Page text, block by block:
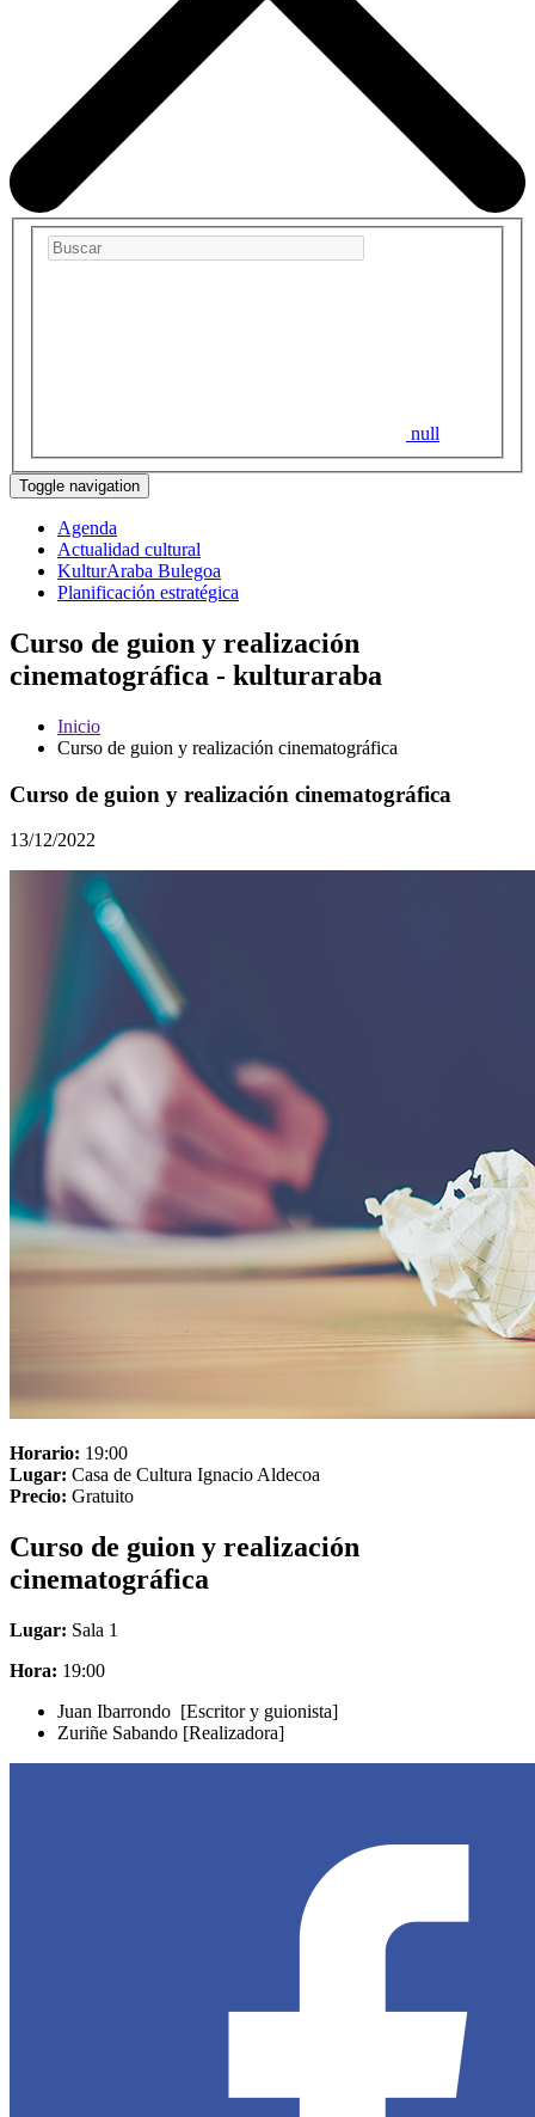
null
Toggle navigation
Agenda
Actualidad cultural
KulturAraba Bulegoa
Planificación estratégica
Curso de guion y realización
cinematográfica - kulturaraba
Inicio
Curso de guion y realización cinematográfica
Curso de guion y realización cinematográfica
13/12/2022
Horario: 19:00
Lugar: Casa de Cultura Ignacio Aldecoa
Precio: Gratuito
Curso de guion y realización
cinematográfica
Lugar: Sala 1
Hora: 19:00
Juan Ibarrondo [Escritor y guionista]
Zuriñe Sabando [Realizadora]